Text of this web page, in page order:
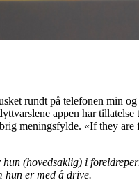
rundt på telefonen min
appen har
meningsfylde. «If they
(hovedsaklig) i
hun er med å drive.